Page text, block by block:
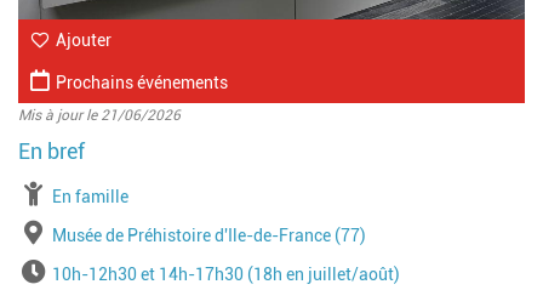
Ajouter
Prochains événements
Mis à jour le 21/06/2026
à partir de
En famille
Lieu
Musée de Préhistoire d'Ile-de-France (77)
Horaires10h-12h30 et 14h-17h30 (18h en juillet/août)